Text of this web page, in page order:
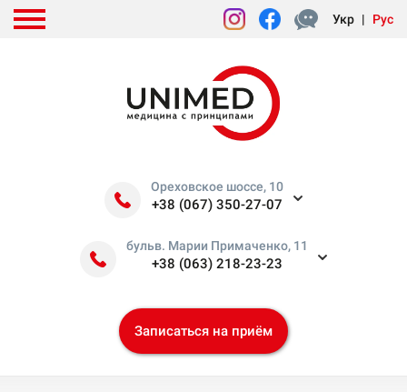
Укр | Рус
Ореховское шоссе, 10
+38 (067) 350-27-07
бульв. Марии Примаченко, 11
+38 (063) 218-23-23
Записаться на приём